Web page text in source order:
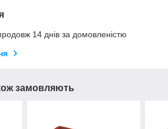
14 днів за домовленістю
замовляють